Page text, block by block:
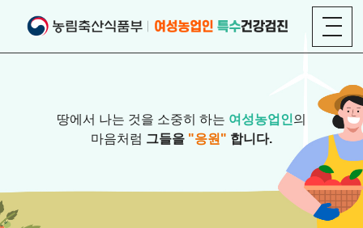
땅에서 나는 것을 소중히 하는 여성농업인의
마음처럼 그들을 "응원" 합니다.